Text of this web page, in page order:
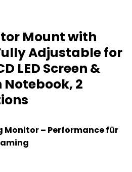
Mount with
Adjustable for
LED Screen &
Notebook, 2
Monitor – Performance für